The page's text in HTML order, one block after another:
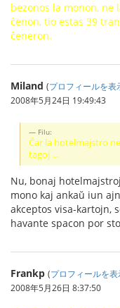
bezonos la monon, ne
ĉenon, tio estas 39
ĉeneron.
Miland (プロフィールを表
2008年5月24日 19:49:43
Filu:
Ĉar la hotelmajstro
tagoj ...
Nu, bonaj
mono kaj ankaŭ iun
akceptos visa-kartojn,
havante spacon por
Frankp (プロフィールを表
2008年5月26日 8:37:50